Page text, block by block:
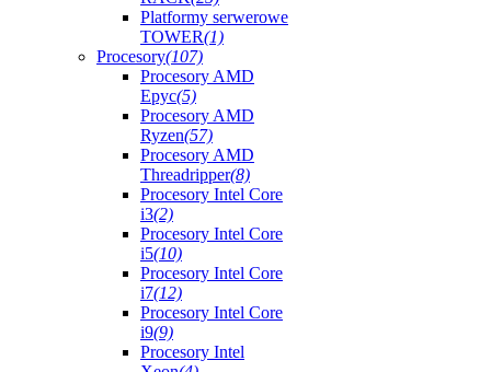
Platformy serwerowe
TOWER(1)
Procesory(107)
Procesory AMD
Epyc(5)
Procesory AMD
Ryzen(57)
Procesory AMD
Threadripper(8)
Procesory Intel Core
i3(2)
Procesory Intel Core
i5(10)
Procesory Intel Core
i7(12)
Procesory Intel Core
i9(9)
Procesory Intel